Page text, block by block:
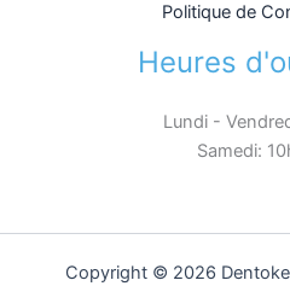
Politique de
Heures
Lundi -
Samedi:
Copyright © 2026